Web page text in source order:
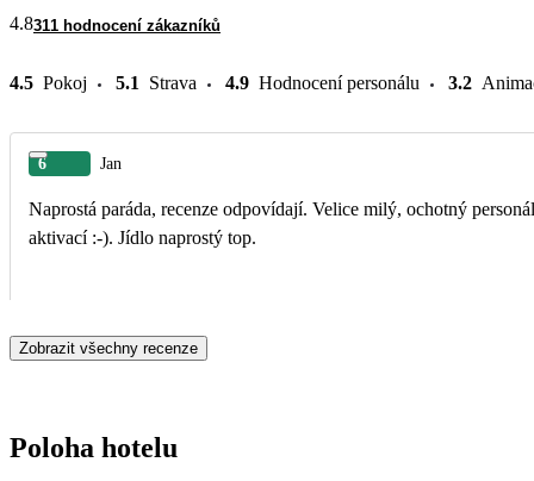
4.8311 hodnocení zákazníků
4.5 Pokoj 5.1 Strava 4.9 Hodnocení personálu 3.2
6 Jan
Naprostá paráda, recenze odpovídají. Velice milý, ochotný
aktivací :-). Jídlo naprostý top.
Zobrazit všechny recenze
Poloha hotelu